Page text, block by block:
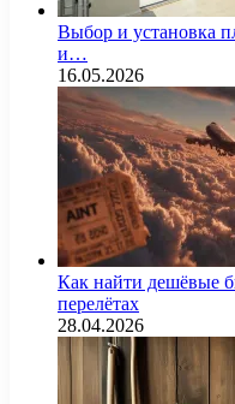
Выбор и установка
и…
16.05.2026
Как найти дешёвые
перелётах
28.04.2026